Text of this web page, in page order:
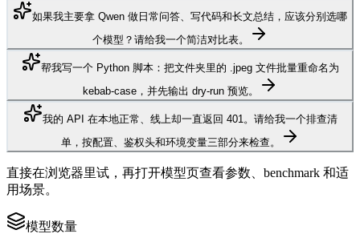
如果我主要拿 Qwen 做日常问答、写代码和长文总结，应该分别选哪
个模型？请给我一个简洁对比表。
帮我写一个 Python 脚本：把文件夹里的 .jpeg 文件批量重命名为
kebab-case，并先输出 dry-run 预览。
我的 API 在本地正常、线上却一直返回 401。请给我一个排查清
单，按配置、鉴权头和环境变量三部分来检查。
直接在浏览器里试，再打开模型页查看参数、benchmark 和适
用场景。
模型数量